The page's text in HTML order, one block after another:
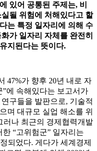
있어 공통된 주제는, 비
될 위험에 처해있다고 할
는 특정 일자리에 의해 수
가 일자리 자체를 완전히
지된다는 뜻이다.
47%가 향후 20년 내로 자
에 속해있다는 보고서가
구들을 발판으로, 기술적
며 대규모 실업 해소를 위
러나 최근의 경제협력개발
“고위험군” 일자리는
되었다. 게다가 세계경제